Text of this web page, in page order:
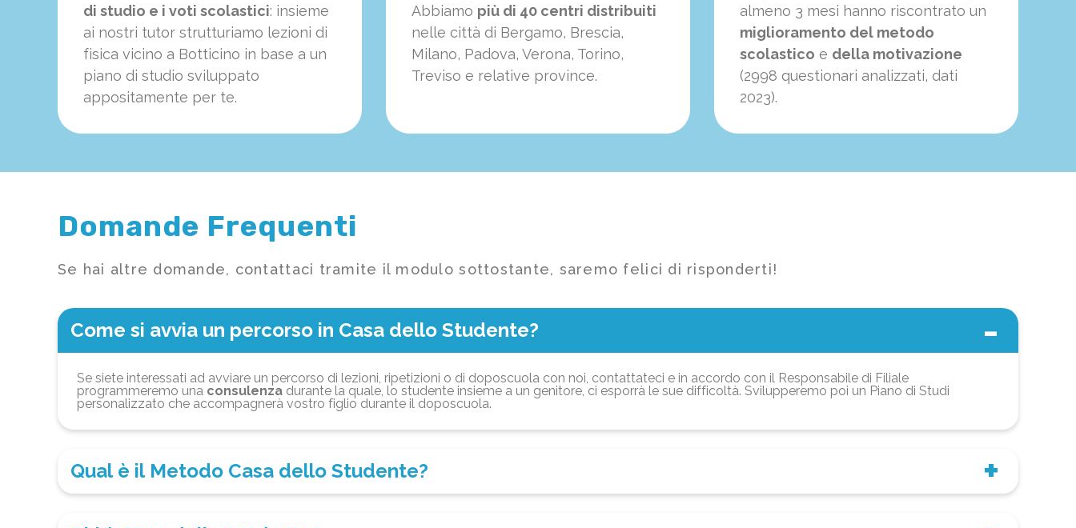
di studio e i voti scolastici: insieme
ai nostri tutor strutturiamo lezioni di
fisica vicino a Botticino in base a un
piano di studio sviluppato
appositamente per te.
Abbiamo più di 40 centri distribuiti
nelle città di Bergamo, Brescia,
Milano, Padova, Verona, Torino,
Treviso e relative province.
almeno 3 mesi hanno riscontrato un
miglioramento del metodo
scolastico e della motivazione
(2998 questionari analizzati, dati
2023).
Domande Frequenti
Se hai altre domande, contattaci tramite il modulo sottostante, saremo felici di risponderti!
Come si avvia un percorso in Casa dello Studente?
Se siete interessati ad avviare un percorso di lezioni, ripetizioni o di doposcuola con noi, contattateci e in accordo con il Responsabile di Filiale
programmeremo una consulenza durante la quale, lo studente insieme a un genitore, ci esporrà le sue difficoltà. Svilupperemo poi un Piano di Studi
personalizzato che accompagnerà vostro figlio durante il doposcuola.
Qual è il Metodo Casa dello Studente?